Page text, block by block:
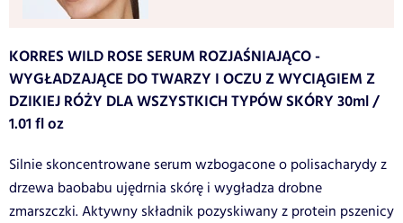
KORRES WILD ROSE SERUM ROZJAŚNIAJĄCO -
WYGŁADZAJĄCE DO TWARZY I OCZU Z WYCIĄGIEM Z
DZIKIEJ RÓŻY DLA WSZYSTKICH TYPÓW SKÓRY 30ml /
1.01 fl oz
Silnie skoncentrowane serum wzbogacone o polisacharydy z
drzewa baobabu ujędrnia skórę i wygładza drobne
zmarszczki. Aktywny składnik pozyskiwany z protein pszenicy